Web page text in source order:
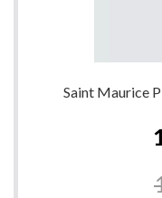
Saint Maurice